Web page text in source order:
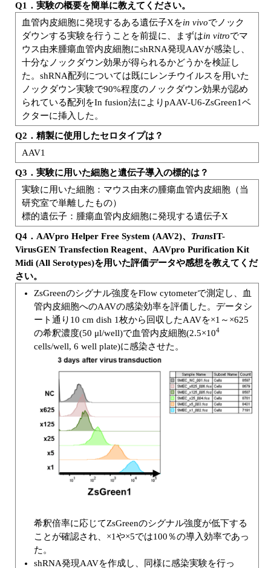
Q1．実験の概要を簡単に教えてください。
血管内皮細胞に発現するある遺伝子Xをin vivoでノック
ダウンする実験を行うことを前提に、まずはin vitroでマ
ウス由来腫瘍血管内皮細胞にshRNA発現AAVが感染し、
十分なノックダウン効果が得られるかどうかを検証し
た。shRNA配列については既にレンチウイルスを用いた
ノックダウン実験で90%程度のノックダウン効果が認め
られている配列をIn fusion法によりpAAV-U6-ZsGreen1ベ
クターに挿入した。
Q2．精製に使用したセロタイプは？
AAV1
Q3．実験に用いた細胞と遺伝子導入の標的は？
実験に用いた細胞：マウス由来の腫瘍血管内皮細胞（当
研究室で単離したもの）
標的遺伝子：腫瘍血管内皮細胞に発現する遺伝子X
Q4．AAVpro Helper Free System (AAV2)、 TransIT-
VirusGEN Transfection Reagent、AAVpro Purification Kit
Midi (All Serotypes)を用いた評価データや感想を教えてくだ
さい。
ZsGreenのシグナル強度をFlow cytometerで測定し、血
管内皮細胞へのAAVの感染効率を評価した。データシ
ート通り10 cm dish 1枚から回収したAAVを×1～×625
の希釈濃度(50 μl/well)で血管内皮細胞(2.5×104
cells/well, 6 well plate)に感染させた。
希釈倍率に応じてZsGreenのシグナル強度が低下する
ことが確認され、×1や×5では100％の導入効率であっ
た。
shRNA発現AAVを作成し、同様に感染実験を行っ